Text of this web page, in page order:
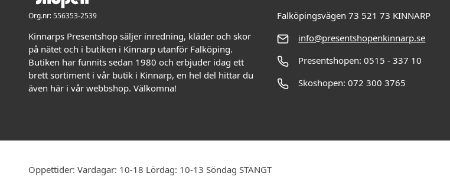
Org.nr: 556353-2539
Kinnarps Presentshop säljer inredning, kläder och skor
på nätet och i butiken i Kinnarp utanför Falköping.
Butiken har funnits sedan 1980 och erbjuder idag ett
brett sortiment i vår butik i Kinnarp, en hel del hittar du
även här i vår webbshop. Välkomna!
Falköpingsvägen 73 521 73 KINNARP
info@presentshopenkinnarp.se
Presentshopen: 0515 - 337 10
Skoshopen: 072 300 3765
Öppettider: Vardagar: 10-18 Lördag: 10-13 Söndag STÄNGT